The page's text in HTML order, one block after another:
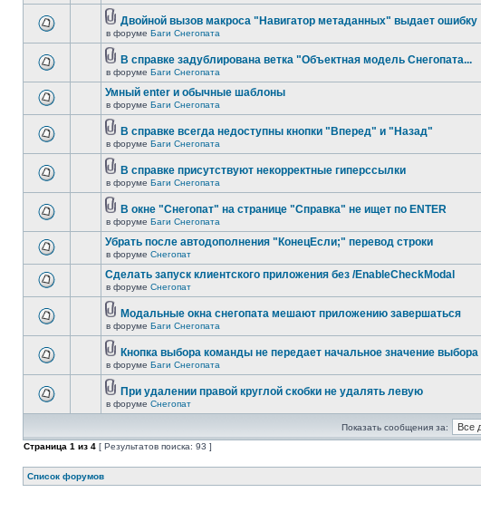
Двойной вызов макроса "Навигатор метаданных" выдает ошибку
в форуме Баги Снегопата
В справке задублирована ветка "Объектная модель Снегопата...
в форуме Баги Снегопата
Умный enter и обычные шаблоны
в форуме Баги Снегопата
В справке всегда недоступны кнопки "Вперед" и "Назад"
в форуме Баги Снегопата
В справке присутствуют некорректные гиперссылки
в форуме Баги Снегопата
В окне "Снегопат" на странице "Справка" не ищет по ENTER
в форуме Баги Снегопата
Убрать после автодополнения "КонецЕсли;" перевод строки
в форуме Снегопат
Cделать запуск клиентского приложения без /EnableCheckModal
в форуме Снегопат
Модальные окна снегопата мешают приложению завершаться
в форуме Баги Снегопата
Кнопка выбора команды не передает начальное значение выбора
в форуме Баги Снегопата
При удалении правой круглой скобки не удалять левую
в форуме Снегопат
Показать сообщения за:
Страница 1 из 4 [ Результатов поиска: 93 ]
Список форумов